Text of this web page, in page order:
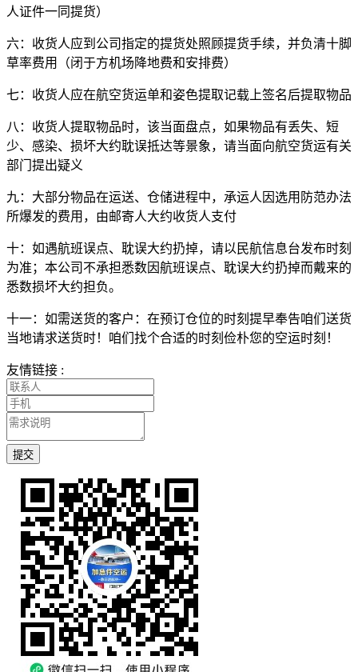
人证件一同提货）
六：收货人应到公司指定的提货处照顾提货手续，并负清十脚
草率费用（闭于方机场降地费和安排费）
七：收货人应在航空货运单和姿色提取记载上签名后提取物品
八：收货人提取物品时，该当面盘点，如果物品有丢失、短
少、感染、损坏大约耽误抵达等景象，请当面向航空货运有关
部门提出疑义
九：大部分物品在运送、仓储进程中，承运人因选用防范办法
所爆发的费用，由邮寄人大约收货人支付
十：如遇航班误点、耽误大约扔掉，请以民航信息台发布时刻
为准；本公司不承担悉数因航班误点、耽误大约扔掉而戴来的
悉数损坏大约担负。
十一：如需送货的客户：在预订仓位的时刻提早奉告咱们送货
当地请求送货时！咱们找个合适的时刻俭朴您的空运时刻！
友情链接 :
提交